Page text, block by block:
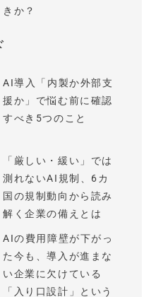
きか？
AI導入「内製か外部支
援か」で悩む前に確認
すべき5つのこと
「厳しい・緩い」では
測れないAI規制、6カ
国の規制動向から読み
解く企業の備えとは
AIの費用障壁が下がっ
た今も、導入が進まな
い企業に欠けている
「入り口設計」という